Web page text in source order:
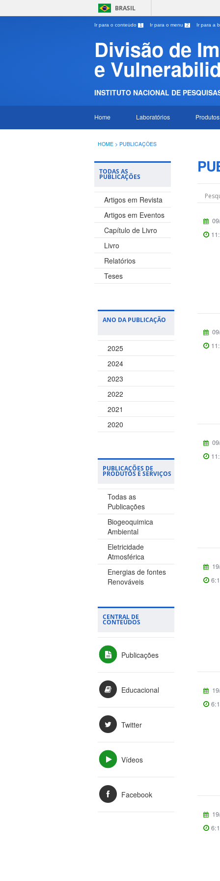
BRASIL
Ir para o conteúdo 1 Ir para o menu 2 Ir para a
Divisão de
e
INSTITUTO NACIONAL DE
Home Laboratórios
HOME > PUBLICAÇÕES
TODAS AS
PUBLICAÇÕES
Artigos em Revista
Artigos em Eventos
Capítulo de Livro
Livro
Relatórios
Teses
ANO DA PUBLICAÇÃO
2025
2024
2023
2022
2021
2020
2017
2015
2014
2013
2012
2011
2010
2008
2007
PUBLICAÇÕES DE
PRODUTOS E SERVIÇOS
Todas as
Publicações
Biogeoquimica
Ambiental
Eletricidade
Atmosférica
Energias de fontes
Renováveis
Inpe EM
Terra-ME:
Ambiente
Computacional
Multi-paradigma
CENTRAL DE
CONTEÚDOS
Publicações
Educacional
Twitter
Vídeos
Facebook